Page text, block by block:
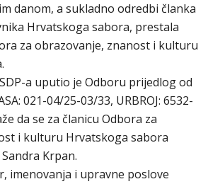
danom, a sukladno odredbi članka
Hrvatskoga sabora, prestala
za obrazovanje, znanost i kulturu
a uputio je Odboru prijedlog od
021-04/25-03/33, URBROJ: 6532-
da se za članicu Odbora za
i kulturu Hrvatskoga sabora
Krpan.
i upravne poslove